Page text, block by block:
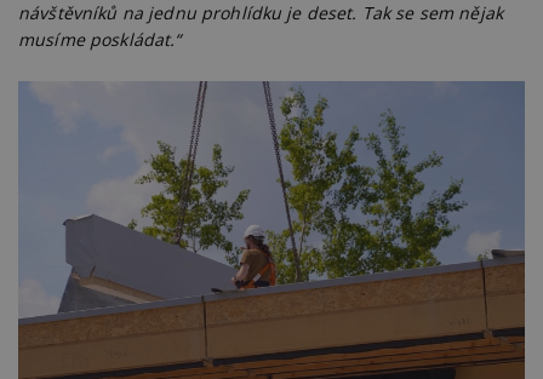
návštěvníků na jednu prohlídku je deset. Tak se sem nějak
musíme poskládat.“